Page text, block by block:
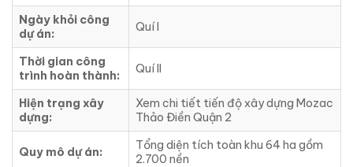
Ngày khỏi công
dự án:
Quí I
Thời gian công
trình hoàn thành:
Quí II
Hiện trạng xây
dựng:
Xem chi tiết tiến độ xây dựng Mozac
Thảo Điền Quận 2
Quy mô dự án:
Tổng diện tích toàn khu 64 ha gồm
2.700 nền